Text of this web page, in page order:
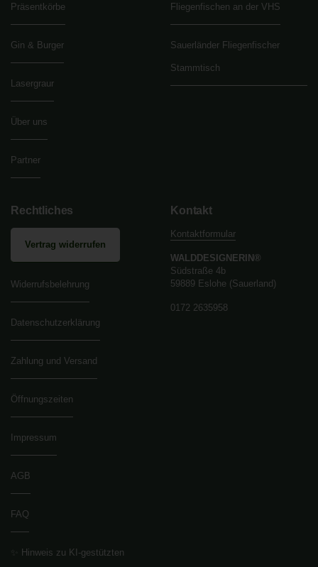
Präsentkörbe
Gin & Burger
Lasergraur
Über uns
Partner
Fliegenfischen an der VHS
Sauerländer Fliegenfischer
Stammtisch
Rechtliches
Vertrag widerrufen
Widerrufsbelehrung
Datenschutzerklärung
Zahlung und Versand
Öffnungszeiten
Impressum
AGB
FAQ
✨ Hinweis zu KI-gestützten
Kontakt
Kontaktformular
WALDDESIGNERIN®
Südstraße 4b
59889 Eslohe (Sauerland)
0172 2635958